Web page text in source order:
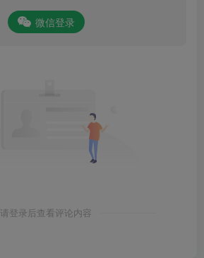
微信登录
请登录后查看评论内容